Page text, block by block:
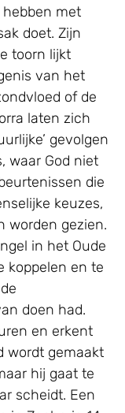
met
doet. Zijn
toorn lijkt
van het
of de
laten zich
gevolgen
waar God niet
die
keuzes,
worden gezien.
in het Oude
koppelen en te
doen had.
en erkent
wordt gemaakt
hij gaat te
scheidt. Een